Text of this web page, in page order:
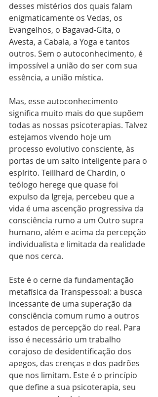
desses mistérios dos quais falam
enigmaticamente os Vedas, os
Evangelhos, o Bagavad-Gita, o
Avesta, a Cabala, a Yoga e tantos
outros. Sem o autoconhecimento, é
impossível a união do ser com sua
essência, a união mística.
Mas, esse autoconhecimento
significa muito mais do que supõem
todas as nossas psicoterapias. Talvez
estejamos vivendo hoje um
processo evolutivo consciente, às
portas de um salto inteligente para o
espírito. Teillhard de Chardin, o
teólogo herege que quase foi
expulso da Igreja, percebeu que a
vida é uma ascenção progressiva da
consciência rumo a um Outro supra
humano, além e acima da percepção
individualista e limitada da realidade
que nos cerca.
Este é o cerne da fundamentação
metafísica da Transpessoal: a busca
incessante de uma superação da
consciência comum rumo a outros
estados de percepção do real. Para
isso é necessário um trabalho
corajoso de desidentificação dos
apegos, das crenças e dos padrões
que nos limitam. Este é o princípio
que define a sua psicoterapia, seu